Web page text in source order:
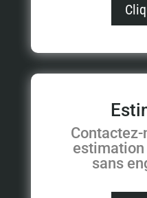
Contactez-
estimation
sans